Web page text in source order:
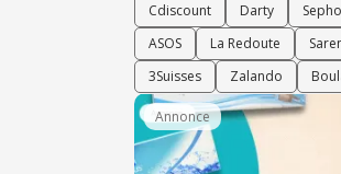
Cdiscount Darty
ASOS
La Redoute
3Suisses
Zalando
Annonce